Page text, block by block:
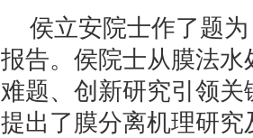
侯立安院士作了题
报告。侯院士从膜法
难题、创新研究引领
提出了膜分离机理研